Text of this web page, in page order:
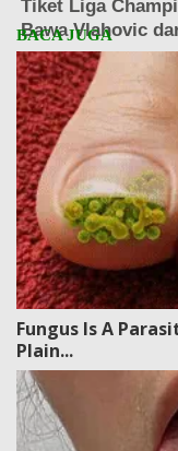
Fungus Is A
Plain...